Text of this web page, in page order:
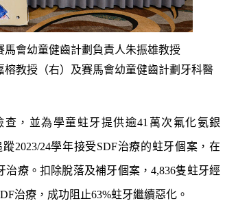
會幼童健齒計劃負責人朱振雄教授
榕教授（右）及賽馬會幼童健齒計劃牙科醫
，並為學童蛀牙提供逾41萬次氟化氨銀
2023/24學年接受SDF治療的蛀牙個案，在
治療。扣除脫落及補牙個案，4,836隻蛀牙經
治療，成功阻止63%蛀牙繼續惡化。